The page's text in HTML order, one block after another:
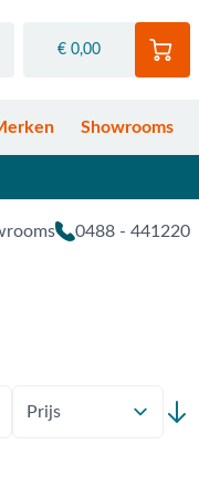
€ 0,00
Showrooms
0488 - 441220